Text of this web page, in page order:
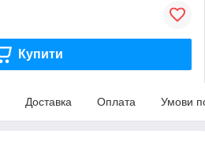
Купити
Доставка Оплата Умови